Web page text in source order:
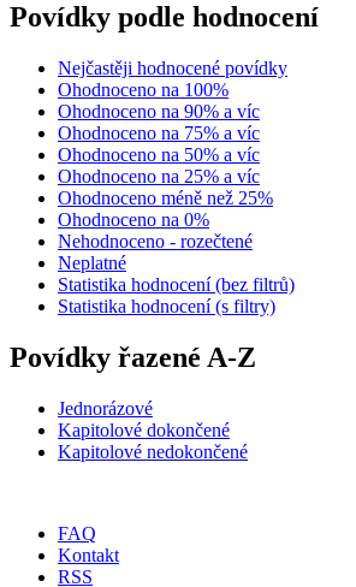
Povídky podle hodnocení
Nejčastěji hodnocené povídky
Ohodnoceno na 100%
Ohodnoceno na 90% a víc
Ohodnoceno na 75% a víc
Ohodnoceno na 50% a víc
Ohodnoceno na 25% a víc
Ohodnoceno méně než 25%
Ohodnoceno na 0%
Nehodnoceno - rozečtené
Neplatné
Statistika hodnocení (bez filtrů)
Statistika hodnocení (s filtry)
Povídky řazené A-Z
Jednorázové
Kapitolové dokončené
Kapitolové nedokončené
FAQ
Kontakt
RSS